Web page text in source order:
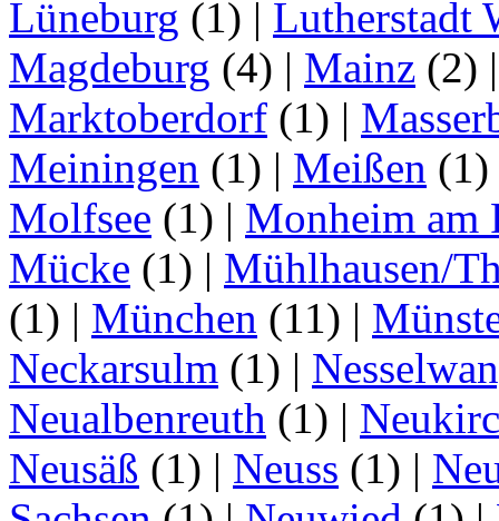
Lüneburg (1) | Lutherstadt
Magdeburg (4) | Mainz (2)
Marktoberdorf (1) |
Meiningen (1) | Meißen (1)
Molfsee (1) | Monheim am
Mücke (1) | Mühlhausen/
(1) | München (11) |
Neckarsulm (1) |
Neualbenreuth (1) |
Neusäß (1) | Neuss (1) |